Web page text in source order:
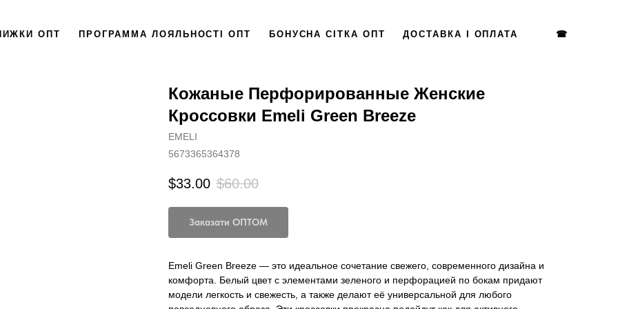
ОПТ ПРОГРАММА ЛОЯЛЬНОСТІ ОПТ БОНУСНА СІТКА ОПТ ДОСТАВКА І ОПЛАТА ☎
Кожаные Перфорированные Женские
Кроссовки Emeli Green Breeze
EMELI
5673365364378
$33.00 $60.00
Заказати ОПТОМ
Emeli Green Breeze — это идеальное сочетание свежего, современного дизайна и
комфорта. Белый цвет с элементами зеленого и перфорацией по бокам придают
модели легкость и свежесть, а также делают её универсальной для любого